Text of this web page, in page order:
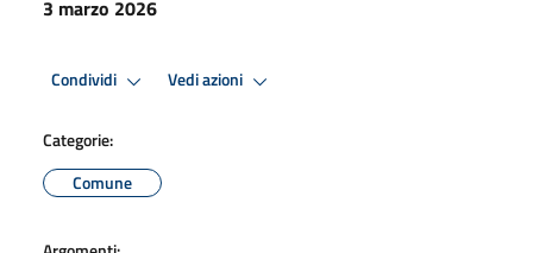
3 marzo 2026
Condividi Vedi azioni
Categorie:
Comune